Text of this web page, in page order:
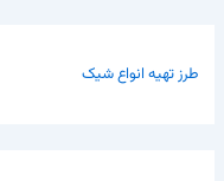
طرز تهیه انواع شیک